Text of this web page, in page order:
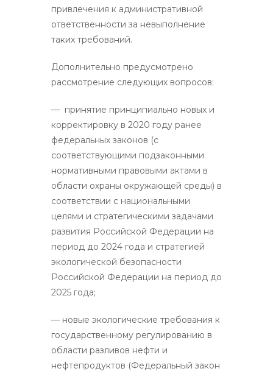
привлечения к административной
ответственности за невыполнение
таких требований.
Дополнительно предусмотрено
рассмотрение следующих вопросов:
— принятие принципиально новых и
корректировку в 2020 году ранее
федеральных законов (с
соответствующими подзаконными
нормативными правовыми актами в
области охраны окружающей среды) в
соответствии с национальными
целями и стратегическими задачами
развития Российской Федерации на
период до 2024 года и стратегией
экологической безопасности
Российской Федерации на период до
2025 года;
— новые экологические требования к
государственному регулированию в
области разливов нефти и
нефтепродуктов (Федеральный закон